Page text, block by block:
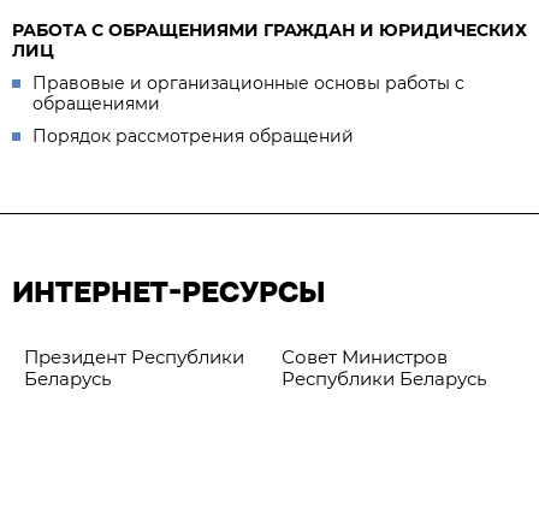
РАБОТА С ОБРАЩЕНИЯМИ ГРАЖДАН И ЮРИДИЧЕСКИХ
ЛИЦ
Правовые и организационные основы работы с
обращениями
Порядок рассмотрения обращений
ИНТЕРНЕТ-РЕСУРСЫ
Президент Республики
Беларусь
Совет Министров
Республики Беларусь